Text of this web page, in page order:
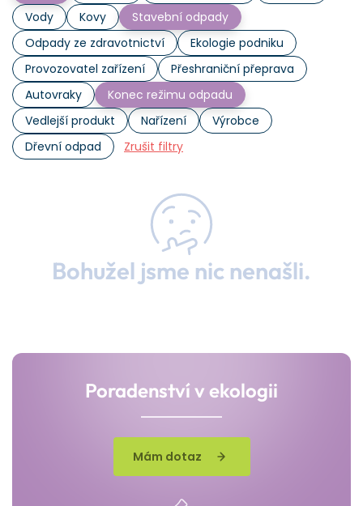
Vody
Kovy
Stavební odpady
Odpady ze zdravotnictví
Ekologie podniku
Provozovatel zařízení
Přeshraniční přeprava
Autovraky
Konec režimu odpadu
Vedlejší produkt
Nařízení
Výrobce
Dřevní odpad
Zrušit filtry
Bohužel jsme nic nenašli.
Poradenství v ekologii
Mám dotaz